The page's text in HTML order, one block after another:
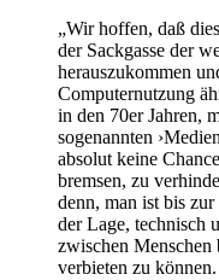
„Wir hoffen, daß
der Sackgasse der
herauszukommen
Computernutzung
in den 70er Jahren,
sogenannten
absolut keine
bremsen, zu
denn, man ist bis
der Lage, technisch
zwischen
verbieten zu